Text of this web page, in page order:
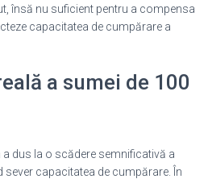
însă nu suficient pentru a compensa
capacitatea de cumpărare a
a sumei de 100
dus la o scădere semnificativă a
sever capacitatea de cumpărare. În